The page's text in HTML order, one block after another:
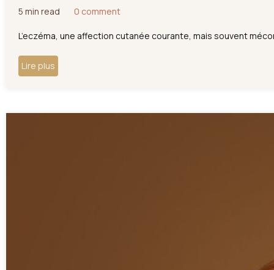
5 min read 0 comment
L’eczéma, une affection cutanée courante, mais souvent
Lire plus